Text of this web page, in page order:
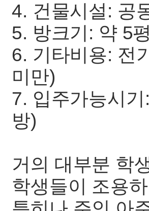
4. 건물시설: 공
5. 방크기: 약 5평
6. 기타비용: 전
미만)
7. 입주가능시
방)
거의 대부분 학
학생들이 조용